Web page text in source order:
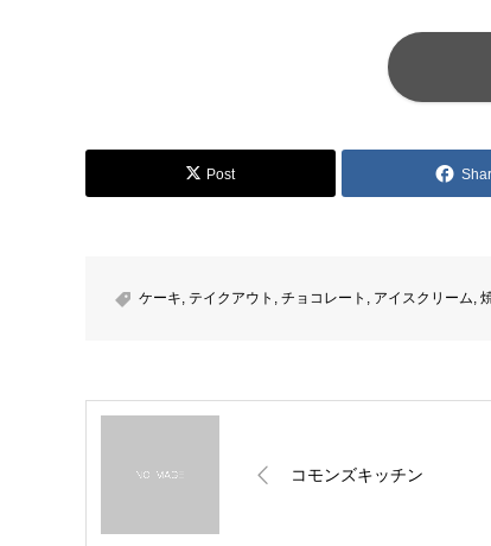
Post
ケーキ テイクアウト チョコレート アイスクリーム
コモンズキッチン